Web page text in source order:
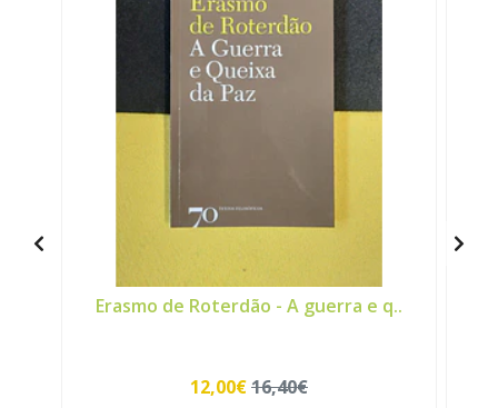
Erasmo de Roterdão - A guerra e q..
12,00€16,40€